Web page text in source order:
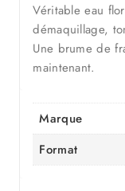
Véritable eau
démaquillage,
Une brume de
maintenant.
Marque
Format